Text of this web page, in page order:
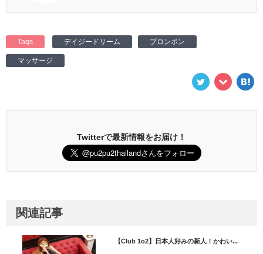
Tags デイジードリーム プロンポン
マッサージ
Twitterで最新情報をお届け！
関連記事
【Club 1o2】日本人好みの新人！かわい...